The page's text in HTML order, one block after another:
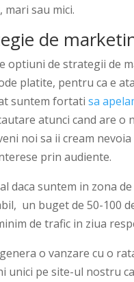
sau mici.
de
optiuni de strategii de
platite, pentru ca e
suntem fortatisa
atunci cand are o
noi sa ii cream
prin audiente.
daca suntem in zona
un buget de 50-100
de trafic in ziua
o vanzare cu o
unici pe site-ul nostru